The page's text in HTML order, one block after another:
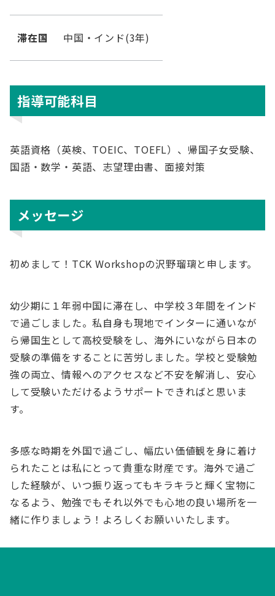
滞在国 中国・インド(3年)
指導可能科目
英語資格（英検、TOEIC、TOEFL）、帰国子女受験、
国語・数学・英語、志望理由書、面接対策
メッセージ
初めまして！TCK Workshopの沢野瑠璃と申します。
幼少期に１年弱中国に滞在し、中学校３年間をインド
で過ごしました。私自身も現地でインターに通いなが
ら帰国生として高校受験をし、海外にいながら日本の
受験の準備をすることに苦労しました。学校と受験勉
強の両立、情報へのアクセスなど不安を解消し、安心
して受験いただけるようサポートできればと思いま
す。
多感な時期を外国で過ごし、幅広い価値観を身に着け
られたことは私にとって貴重な財産です。海外で過ご
した経験が、いつ振り返ってもキラキラと輝く宝物に
なるよう、勉強でもそれ以外でも心地の良い場所を一
緒に作りましょう！よろしくお願いいたします。